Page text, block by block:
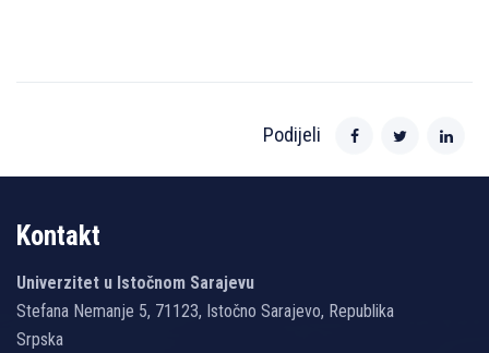
Podijeli
Kontakt
Univerzitet u Istočnom Sarajevu
Stefana Nemanje 5, 71123, Istočno Sarajevo, Republika
Srpska